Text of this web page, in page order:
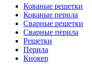
Кованые решетки
Кованые перила
Сварные решетки
Сварные перила
Решетки
Перила
Кнокер